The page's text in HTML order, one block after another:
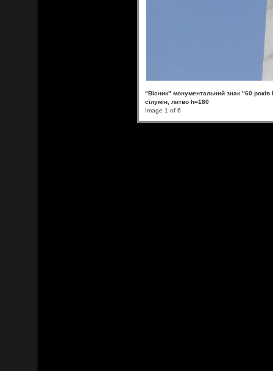
"Вісник" монументальний знак "60 років
сілумін, литво h=180
Image 1 of 6